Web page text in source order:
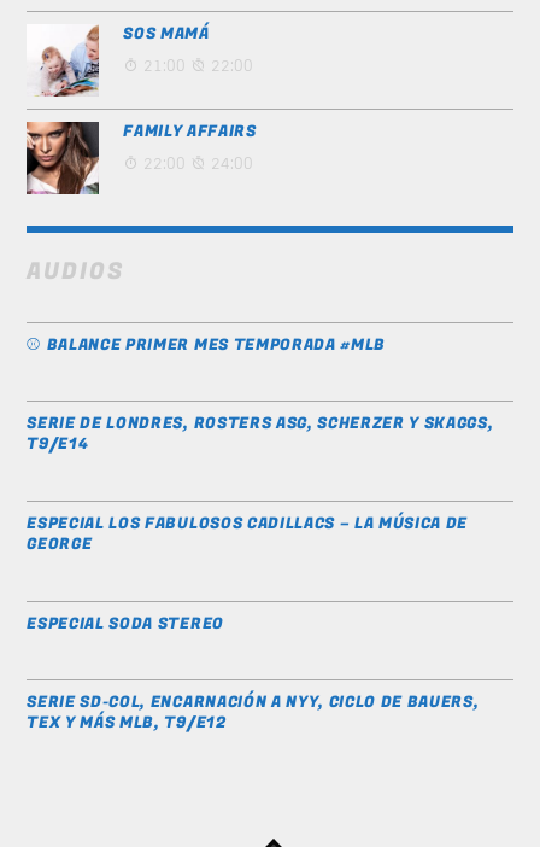
SOS MAMÁ
21:00 22:00
FAMILY AFFAIRS
22:00 24:00
AUDIOS
⚾️ BALANCE PRIMER MES TEMPORADA #MLB
SERIE DE LONDRES, ROSTERS ASG, SCHERZER Y SKAGGS,
T9/E14
ESPECIAL LOS FABULOSOS CADILLACS – LA MÚSICA DE
GEORGE
ESPECIAL SODA STEREO
SERIE SD-COL, ENCARNACIÓN A NYY, CICLO DE BAUERS,
TEX Y MÁS MLB, T9/E12